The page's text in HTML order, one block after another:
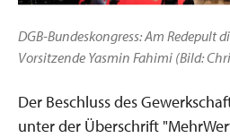
DGB-Bundeskongress: Am Redepult
Vorsitzende Yasmin Fahimi (Bild:
Der Beschluss des
unter der Überschrift